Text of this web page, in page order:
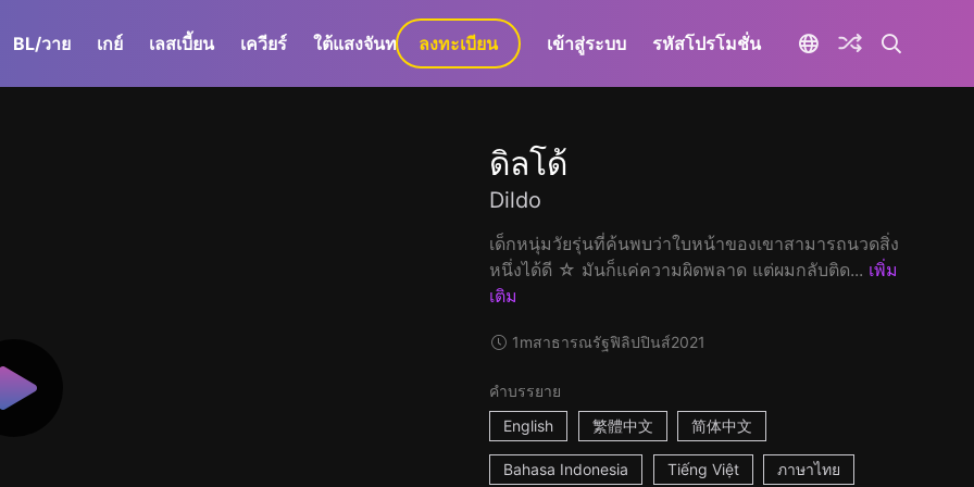
BL/วาย เกย์ เลสเบี้ยน เควียร์ ใต้แสงจันทร์ GaLa+
ลงทะเบียน เข้าสู่ระบบ รหัสโปรโมชั่น
ดิลโด้
Dildo
เด็กหนุ่มวัยรุ่นที่ค้นพบว่าใบหน้าของเขาสามารถนวดสิ่ง
หนึ่งได้ดี ☆ มันก็แค่ความผิดพลาด แต่ผมกลับติด... เพิ่ม
เติม
1mสาธารณรัฐฟิลิปปินส์2021
คำบรรยาย
English
繁體中文 简体中文
Bahasa Indonesia Tiếng Việt ภาษาไทย